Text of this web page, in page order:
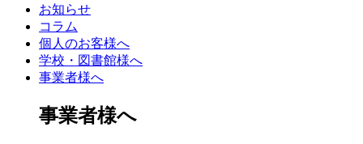
お知らせ
コラム
個人のお客様へ
学校・図書館様へ
事業者様へ
事業者様へ